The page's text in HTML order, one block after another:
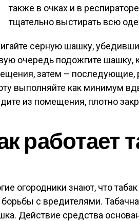
также в очках и в
тщательно выстирать всю
серную шашку,
очередь подожгите шашку,
затем –
выполняйте как минимум
из помещения, плотно
работает
огородники знают, что
с вредителями.
Действие средства